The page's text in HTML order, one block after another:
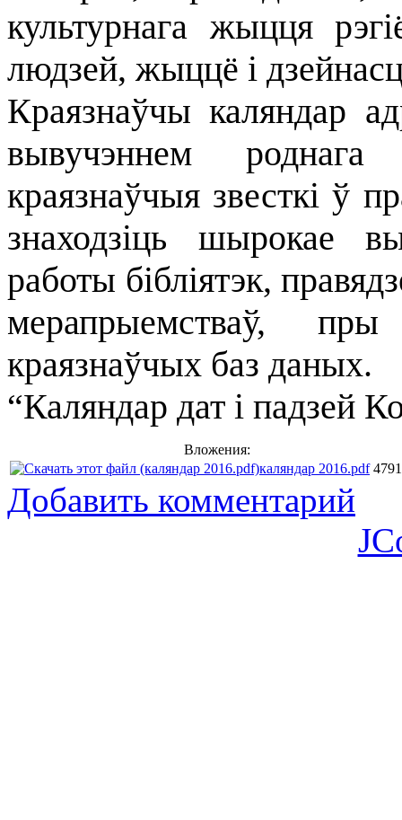
культурнага жыцця
людзей, жыццё і
Краязнаўчы каляндар
вывучэннем
краязнаўчыя звесткі ў
знаходзіць шырокае
работы бібліятэк,
мерапрыемстваў, пры
краязнаўчых баз даных.
“Каляндар дат і падзей
Вложения:
каляндар 2016.pdf
Добавить комментарий